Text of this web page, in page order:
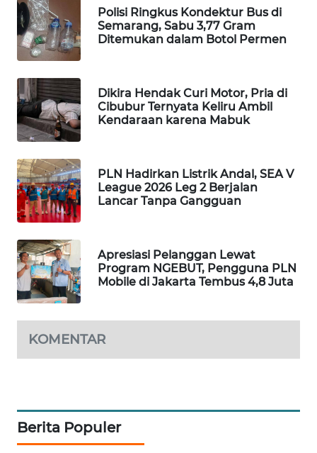
Polisi Ringkus Kondektur Bus di
Semarang, Sabu 3,77 Gram
Ditemukan dalam Botol Permen
Dikira Hendak Curi Motor, Pria di
Cibubur Ternyata Keliru Ambil
Kendaraan karena Mabuk
PLN Hadirkan Listrik Andal, SEA V
League 2026 Leg 2 Berjalan
Lancar Tanpa Gangguan
Apresiasi Pelanggan Lewat
Program NGEBUT, Pengguna PLN
Mobile di Jakarta Tembus 4,8 Juta
KOMENTAR
Berita Populer
KONSUMEN
WAHANA
LISTRIK
WAHANA
TRAVEL
TV
WAHANANEWS
ID
WAHANANEWS
CO ID
WAHANANEWS
NET
WAHANA
WAHANA
UMKM